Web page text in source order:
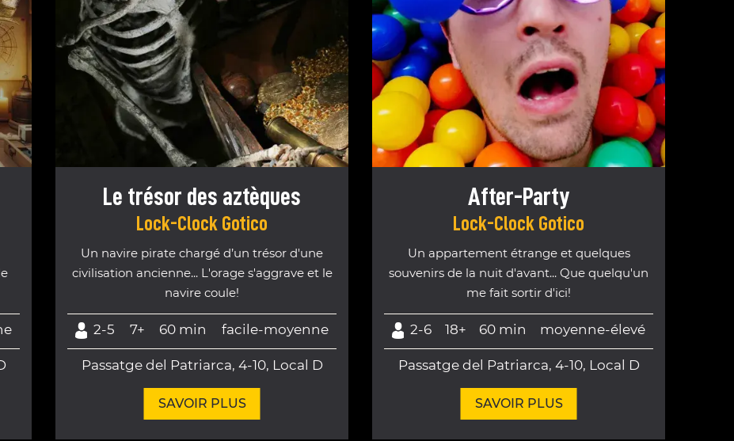
Le trésor des aztèques
Lock-Clock Gotico
Un navire pirate chargé d’un trésor d'une
civilisation ancienne... L'orage s'aggrave et le
navire coule!
2-5 7+ 60 min facile-moyenne
Passatge del Patriarca, 4-10, Local D
SAVOIR PLUS
After-Party
Lock-Clock Gotico
Un appartement étrange et quelques
souvenirs de la nuit d'avant... Que quelqu'un
me fait sortir d'ici!
2-6 18+ 60 min moyenne-élevé
Passatge del Patriarca, 4-10, Local D
SAVOIR PLUS